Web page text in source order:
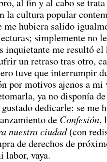
al fin y al cabo se trata
la cultura popular
me hubiera salido
simplemente no
me resultó el
un retraso tras otro,
tuve que interrumpir
por motivos ajenos a mi
ya no disponía
dedicarle: se me
de Confesión,
nuestra ciudad(con
de derechos de
labor, vaya.